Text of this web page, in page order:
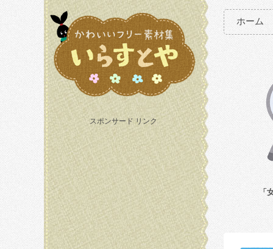
スポンサード リンク
ホーム
「